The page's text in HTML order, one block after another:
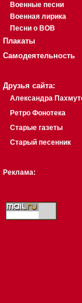
Военные песни
Военная лирика
Песни о ВОВ
Плакаты
Самодеятельность
Друзья сайта:
Александра
Ретро Фонотека
Старые газеты
Старый песенник
Реклама: